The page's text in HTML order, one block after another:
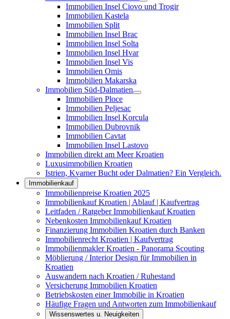
Immobilien Insel Ciovo und Trogir
Immobilien Kastela
Immobilien Split
Immobilien Insel Brac
Immobilien Insel Solta
Immobilien Insel Hvar
Immobilien Insel Vis
Immobilien Omis
Immobilien Makarska
Immobilien Süd-Dalmatien
Immobilien Ploce
Immobilien Peljesac
Immobilien Insel Korcula
Immobilien Dubrovnik
Immobilien Cavtat
Immobilien Insel Lastovo
Immobilien direkt am Meer Kroatien
Luxusimmobilien Kroatien
Istrien, Kvarner Bucht oder Dalmatien? Ein Vergleich.
Immobilienkauf
Immobilienpreise Kroatien 2025
Immobilienkauf Kroatien | Ablauf | Kaufvertrag
Leitfaden / Ratgeber Immobilienkauf Kroatien
Nebenkosten Immobilienkauf Kroatien
Finanzierung Immobilien Kroatien durch Banken
Immobilienrecht Kroatien | Kaufvertrag
Immobilienmakler Kroatien - Panorama Scouting
Möblierung / Interior Design für Immobilien in
Kroatien
Auswandern nach Kroatien / Ruhestand
Versicherung Immobilien Kroatien
Betriebskosten einer Immobilie in Kroatien
Häufige Fragen und Antworten zum Immobilienkauf
Wissenswertes u. Neuigkeiten